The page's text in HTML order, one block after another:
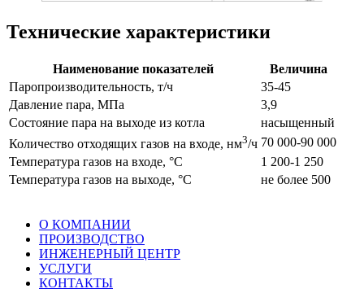
Технические характеристики
Наименование показателей
Величина
Паропроизводительность, т/ч
35-45
Давление пара, МПа
3,9
Состояние пара на выходе из котла
насыщенный
Количество отходящих газов на входе, нм3/ч 70 000-90 000
Температура газов на входе, °С
1 200-1 250
Температура газов на выходе, °С
не более 500
О КОМПАНИИ
ПРОИЗВОДСТВО
ИНЖЕНЕРНЫЙ ЦЕНТР
УСЛУГИ
КОНТАКТЫ